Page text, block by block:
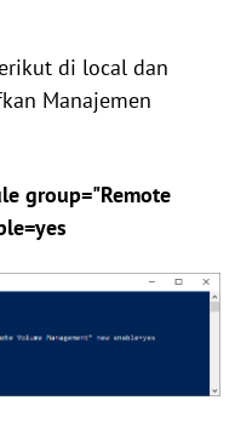
di local dan
Manajemen
group="Remote